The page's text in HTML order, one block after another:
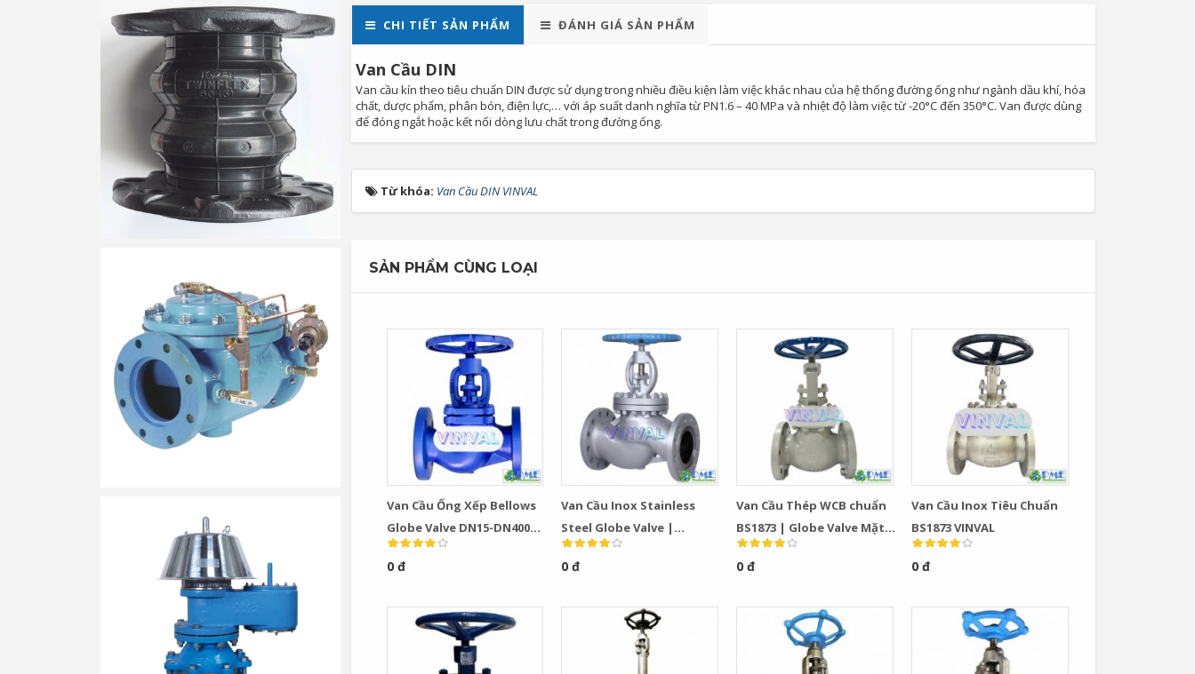
CHI TIẾT SẢN PHẨM ĐÁNH GIÁ SẢN PHẨM
Van Cầu DIN
Van cầu kín theo tiêu chuẩn DIN được sử dụng trong nhiều điều kiện làm việc khác nhau của hệ thống đường ống như ngành dầu khí, hóa
chất, dược phẩm, phân bón, điện lực,… với áp suất danh nghĩa từ PN1.6 – 40 MPa và nhiệt độ làm việc từ -20°C đến 350°C. Van được dùng
để đóng ngắt hoặc kết nối dòng lưu chất trong đường ống.
Từ khóa: Van Cầu DIN VINVAL
SẢN PHẨM CÙNG LOẠI
Van Cầu Ống Xếp Bellows
Globe Valve DN15-DN400
PN16 PN40 Giá Tốt
0 đ
Van Cầu Inox Stainless
Steel Globe Valve |
PN16/150LB, DN50–DN300
0 đ
Van Cầu Thép WCB chuẩn
BS1873 | Globe Valve Mặt
Bích Class 150–600 Chính
Hãng VINVAL
0 đ
Van Cầu Inox Tiêu Chuẩn
BS1873 VINVAL
0 đ